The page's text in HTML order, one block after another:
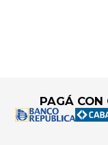
PAGÁ CON